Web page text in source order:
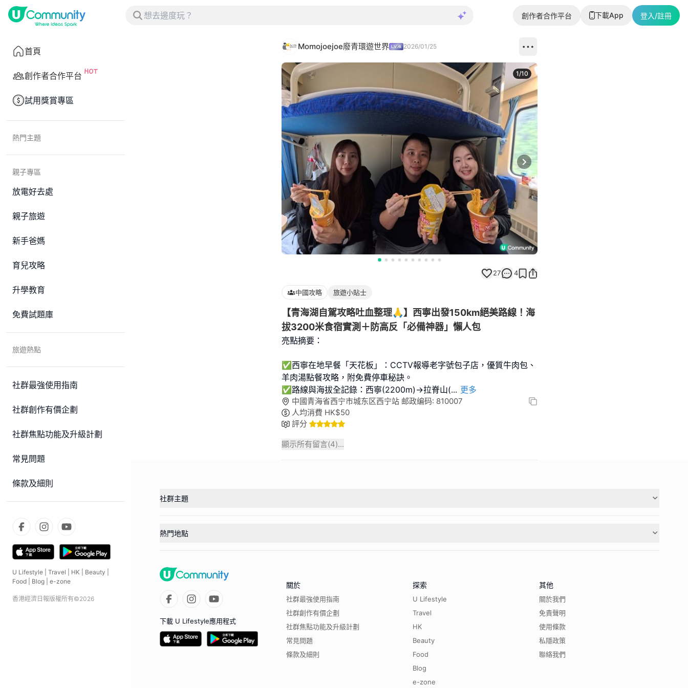
創作者合作平台 下載App 登入/註冊
首頁
創作者合作平台
試用獎賞專區
熱門主題
親子專區
放電好去處
親子旅遊
新手爸媽
育兒攻略
升學教育
免費試題庫
旅遊熱點
社群最強使用指南
社群創作有價企劃
社群焦點功能及升級計劃
常見問題
條款及細則
U Lifestyle Travel HK Beauty
Food
Blog e-zone
香港經濟日報版權所有©2026
Momojoejoe廢青環遊世界 2026/01/25
Next slide
1/10
27 4
中國攻略 旅遊小貼士
【青海湖自駕攻略吐血整理🙏】西寧出發150km絕美路線！海
拔3200米食宿實測＋防高反「必備神器」懶人包
亮點摘要：
✅西寧在地早餐「天花板」：CCTV報導老字號包子店，優質牛肉包、
羊肉湯點餐攻略，附免費停車秘訣。
✅路線與海拔全記錄：西寧(2200m)→拉脊山(... 更多
中國青海省西宁市城东区西宁站 邮政编码: 810007
人均消費 HK$50
評分
顯示所有留言(4)...
社群主題
熱門地點
下載 U Lifestyle應用程式
關於
社群最強使用指南
社群創作有價企劃
社群焦點功能及升級計劃
常見問題
條款及細則
探索
U Lifestyle
Travel
HK
Beauty
Food
Blog
e-zone
其他
關於我們
免責聲明
使用條款
私隱政策
聯絡我們